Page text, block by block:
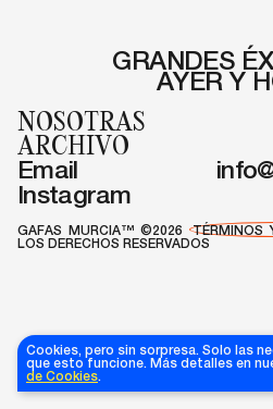
Cookies, pero sin sorpresa. Solo las
que esto funcione. Más detalles en
de Cookies
GRANDES
AYER Y
NOSOTRAS
ARCHIVO
Email
Instagram
GAFAS MURCIA™ ©2026 TÉRMINOS
LOS DERECHOS RESERVADOS